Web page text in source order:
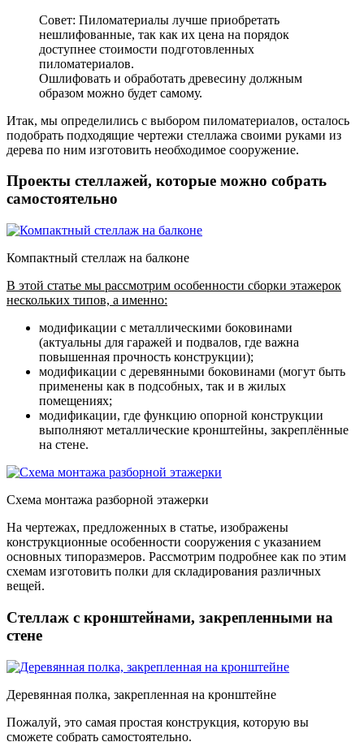
Совет: Пиломатериалы лучше приобретать
нешлифованные, так как их цена на порядок
доступнее стоимости подготовленных
пиломатериалов.
Ошлифовать и обработать древесину должным
образом можно будет самому.
Итак, мы определились с выбором пиломатериалов, осталось
подобрать подходящие чертежи стеллажа своими руками из
дерева по ним изготовить необходимое сооружение.
Проекты стеллажей, которые можно собрать
самостоятельно
Компактный стеллаж на балконе
В этой статье мы рассмотрим особенности сборки этажерок
нескольких типов, а именно:
модификации с металлическими боковинами
(актуальны для гаражей и подвалов, где важна
повышенная прочность конструкции);
модификации с деревянными боковинами (могут быть
применены как в подсобных, так и в жилых
помещениях;
модификации, где функцию опорной конструкции
выполняют металлические кронштейны, закреплённые
на стене.
Схема монтажа разборной этажерки
На чертежах, предложенных в статье, изображены
конструкционные особенности сооружения с указанием
основных типоразмеров. Рассмотрим подробнее как по этим
схемам изготовить полки для складирования различных
вещей.
Стеллаж с кронштейнами, закрепленными на
стене
Деревянная полка, закрепленная на кронштейне
Пожалуй, это самая простая конструкция, которую вы
сможете собрать самостоятельно.